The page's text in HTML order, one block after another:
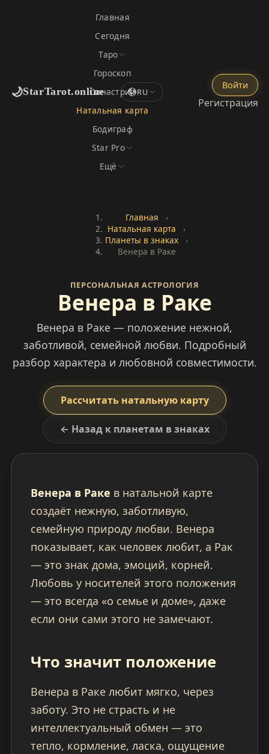
🌙StarTarot.online
Главная
Сегодня
Таро
Гороскоп
Синастрия
Натальная карта
Бодиграф
Star Pro
Ещё
RU
Войти
Регистрация
Главная
›
Натальная карта
›
Планеты в знаках
›
Венера в Раке
ПЕРСОНАЛЬНАЯ АСТРОЛОГИЯ
Венера в Раке
Венера в Раке — положение нежной,
заботливой, семейной любви. Подробный
разбор характера и любовной совместимости.
Рассчитать натальную карту
← Назад к планетам в знаках
Венера в Раке в натальной карте
создаёт нежную, заботливую,
семейную природу любви. Венера
показывает, как человек любит, а Рак
— это знак дома, эмоций, корней.
Любовь у носителей этого положения
— это всегда «о семье и доме», даже
если они сами этого не замечают.
Что значит положение
Венера в Раке любит мягко, через
заботу. Это не страсть и не
интеллектуальный обмен — это
тепло, кормление, ласка, ощущение